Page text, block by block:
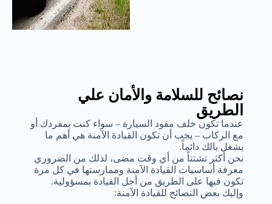
نصائح للسلامة والأمان علي
الطريق
عندما تكون خلف مقود السيارة – سواء كنت بمفردك أو
مع الركاب – يجب أن تكون القيادة الآمنة هي أهم ما
يشغل بالك دائماً.
نحن أكثر تشتتاً من أي وقت مضى، لذلك من الضروري
معرفة أساسيات القيادة الآمنة وممارستها في كل مرة
تكون فيها على الطريق من أجل القيادة بمسؤولية.
وإليك بعض النصائح للقيادة الآمنة: